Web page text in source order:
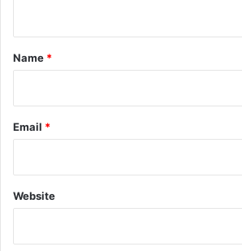
*
Name *
Email *
Website